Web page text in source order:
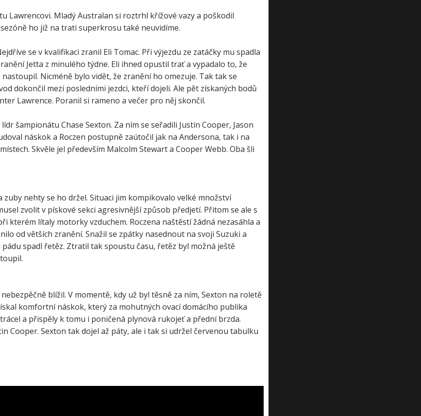
Lawrencovi. Mladý Australan si roztrhl křížové vazy a poškodil
ho již na trati superkrosu také neuvidíme.
se v kvalifikaci zranil Eli Tomac. Při výjezdu ze zatáčky mu spadla
Jetta z minulého týdne. Eli ihned opustil trať a vypadalo to, že
Nicméně bylo vidět, že zranění ho omezuje. Tak tak se
dokončil mezi posledními jezdci, kteří dojeli. Ale pět získaných bodů
Lawrence. Poranil si rameno a večer pro něj skončil.
šampionátu Chase Sexton. Za ním se seřadili Justin Cooper, Jason
náskok a Roczen postupně zaútočil jak na Andersona, tak i na
Skvěle jel především Malcolm Stewart a Cooper Webb. Oba šli
nehty se ho držel. Situaci jim kompikovalo velké množství
zvolit v pískové sekci agresivnější způsob předjetí. Přitom se ale s
kterém lítaly motorky vzduchem. Roczena naštěstí žádná nezasáhla a
od větších zranění. Snažil se zpátky nasednout na svoji Suzuki a
spadl řetěz. Ztratil tak spoustu času, řetěz byl možná ještě
blížil. V momentě, kdy už byl těsně za ním, Sexton na roletě
komfortní náskok, který za mohutných ovací domácího publika
a přispěly k tomu i poničená plynová rukojeť a přední brzda.
Cooper. Sexton tak dojel až páty, ale i tak si udržel červenou tabulku